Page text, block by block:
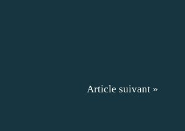
Article suivant »